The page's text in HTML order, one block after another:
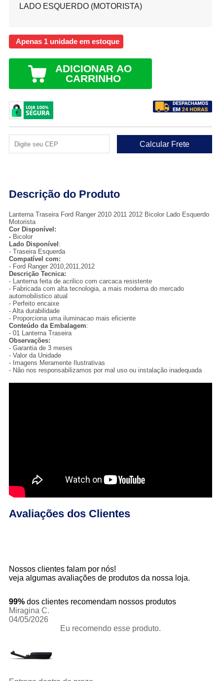
LADO ESQUERDO (MOTORISTA)
Apenas 1 unidade em estoque
ADICIONAR AO
CARRINHO
Descrição do Produto
Lanterna Traseira Ford Ranger 2010 2011 2012 Bicolor Lado Esquerdo
Motorista
Cor Disponível:
-Bicolor
Lado Disponível :
- Traseira Esquerda
Compatível com:
- Ford Ranger 2010,2011,2012
Descrição Tecnica:
- Lanterna feita de acrilico com carcaca resistente
- Fabricada com alta tecnologia, a mais moderna do mercado
automobilistico atual
- Perfeito encaixe
- Alta durabilidade
- Proporciona uma iluminacao mais eficiente
Conteúdo da Embalagem:
- 01 Lanterna Traseira
Observações:
- Garantia de 3 meses
- Valor da Unidade
- Imagens Meramente Ilustrativas
- Não nos responsabilizamos por mal uso ou instalação inadequada
Avaliações dos Clientes
Nossos clientes falam por nós!
veja algumas avaliações de produtos da nossa loja.
99% dos clientes recomendam nossos produtos
Miragina C.
04/05/2026
Eu recomendo esse produto.